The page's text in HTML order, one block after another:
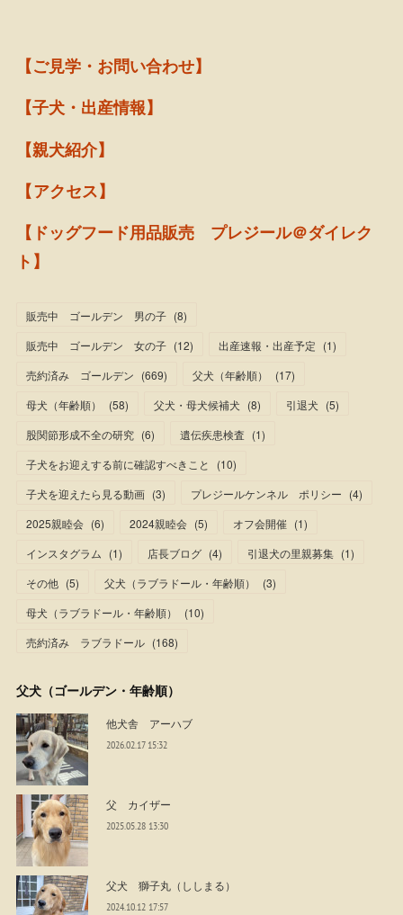
【ご見学・お問い合わせ】
【子犬・出産情報】
【親犬紹介】
【アクセス】
【ドッグフード用品販売 プレジール＠ダイレク
ト】
販売中 ゴールデン 男の子 (8)
販売中 ゴールデン 女の子 (12) 出産速報・出産予定 (1)
売約済み ゴールデン (669) 父犬（年齢順） (17)
母犬（年齢順）
(58) 父犬・母犬候補犬 (8) 引退犬 (5)
股関節形成不全の研究 (6) 遺伝疾患検査 (1)
子犬をお迎えする前に確認すべきこと
(10)
子犬を迎えたら見る動画 (3) プレジールケンネル ポリシー (4)
2025親睦会 (6) 2024親睦会 (5) オフ会開催 (1)
インスタグラム (1) 店長ブログ (4) 引退犬の里親募集 (1)
その他 (5) 父犬（ラブラドール・年齢順） (3)
母犬（ラブラドール・年齢順）
(10)
売約済み ラブラドール (168)
父犬（ゴールデン・年齢順）
他犬舎 アーハブ
2026.02.17 15:32
父 カイザー
2025.05.28 13:30
父犬 獅子丸（ししまる）
2024.10.12 17:57